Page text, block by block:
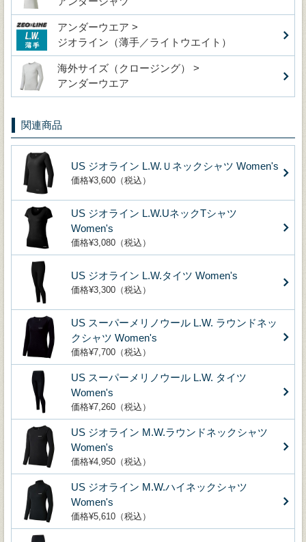
アンダーウエア >
ジオライン（薄手／ライトウエイト）
海外サイズ（クロージング） >
アンダーウエア
関連商品
US ジオライン L.W.Ｕネックシャツ Women's
価格¥3,600（税込）
US ジオライン L.W.UネックTシャツ
Women's
価格¥3,080（税込）
US ジオライン L.W.タイツ Women's
価格¥3,300（税込）
US スーパーメリノウール L.W. ラウンドネッ
クシャツ Women's
価格¥7,700（税込）
US スーパーメリノウール L.W. タイツ
Women's
価格¥7,260（税込）
US ジオライン M.W.ラウンドネックシャツ
Women's
価格¥4,950（税込）
US ジオライン M.W.ハイネックシャツ
Women's
価格¥5,610（税込）